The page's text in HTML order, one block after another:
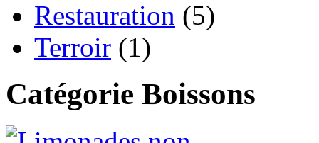
Restauration (5)
Terroir (1)
Catégorie Boissons